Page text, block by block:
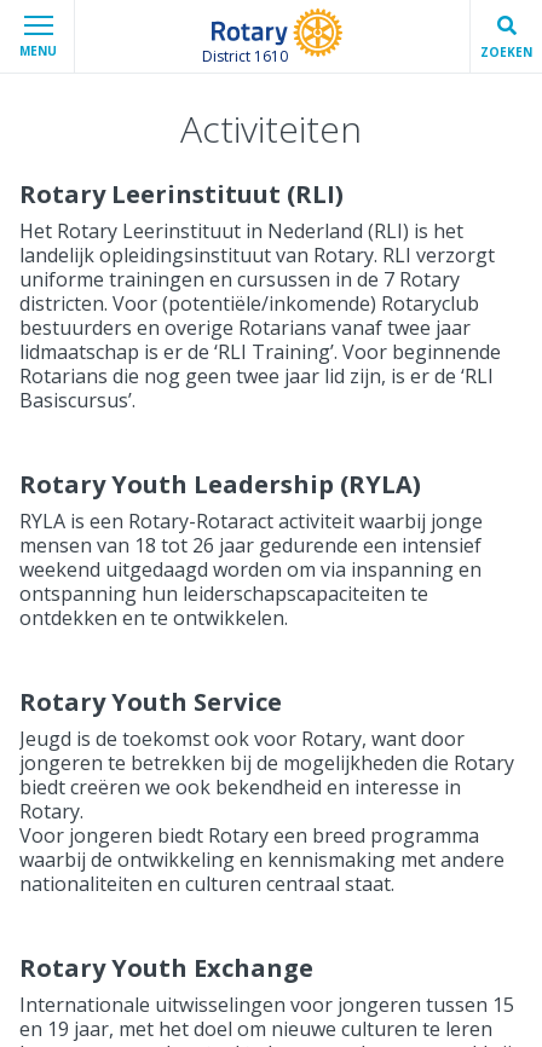
MENU District 1610 ZOEKEN
Activiteiten
Rotary Leerinstituut (RLI)
Het Rotary Leerinstituut in Nederland (RLI) is het
landelijk opleidingsinstituut van Rotary. RLI verzorgt
uniforme trainingen en cursussen in de 7 Rotary
districten. Voor (potentiële/inkomende) Rotaryclub
bestuurders en overige Rotarians vanaf twee jaar
lidmaatschap is er de ‘RLI Training’. Voor beginnende
Rotarians die nog geen twee jaar lid zijn, is er de ‘RLI
Basiscursus’.
Rotary Youth Leadership (RYLA)
RYLA is een Rotary-Rotaract activiteit waarbij jonge
mensen van 18 tot 26 jaar gedurende een intensief
weekend uitgedaagd worden om via inspanning en
ontspanning hun leiderschapscapaciteiten te
ontdekken en te ontwikkelen.
Rotary Youth Service
Jeugd is de toekomst ook voor Rotary, want door
jongeren te betrekken bij de mogelijkheden die Rotary
biedt creëren we ook bekendheid en interesse in
Rotary.
Voor jongeren biedt Rotary een breed programma
waarbij de ontwikkeling en kennismaking met andere
nationaliteiten en culturen centraal staat.
Rotary Youth Exchange
Internationale uitwisselingen voor jongeren tussen 15
en 19 jaar, met het doel om nieuwe culturen te leren